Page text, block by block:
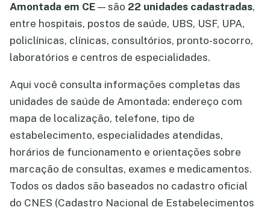
Amontada em CE — são 22 unidades cadastradas,
entre hospitais, postos de saúde, UBS, USF, UPA,
policlínicas, clínicas, consultórios, pronto-socorro,
laboratórios e centros de especialidades.
Aqui você consulta informações completas das
unidades de saúde de Amontada: endereço com
mapa de localização, telefone, tipo de
estabelecimento, especialidades atendidas,
horários de funcionamento e orientações sobre
marcação de consultas, exames e medicamentos.
Todos os dados são baseados no cadastro oficial
do CNES (Cadastro Nacional de Estabelecimentos